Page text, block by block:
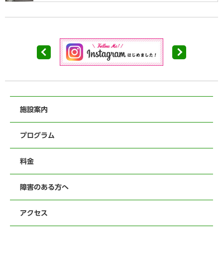
施設案内
プログラム
料金
障害のある方へ
アクセス